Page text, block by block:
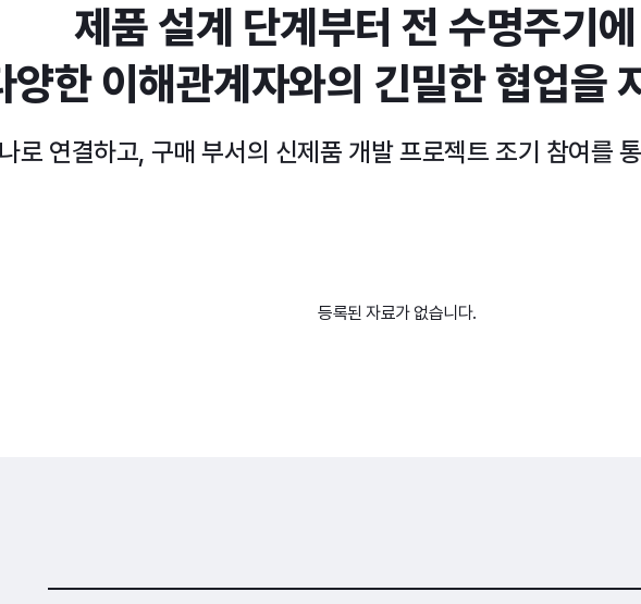
제품 설계 단계부터 전 수명주기
양한 이해관계자와의 긴밀한 협업을
로 연결하고, 구매 부서의 신제품 개발 프로젝트 조기 참여를
등록된 자료가 없습니다.